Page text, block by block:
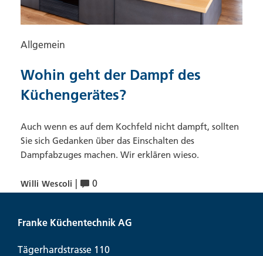
Allgemein
Wohin geht der Dampf des
Küchengerätes?
Auch wenn es auf dem Kochfeld nicht dampft, sollten
Sie sich Gedanken über das Einschalten des
Dampfabzuges machen. Wir erklären wieso.
Willi Wescoli | 0
Franke Küchentechnik AG
Tägerhardstrasse 110